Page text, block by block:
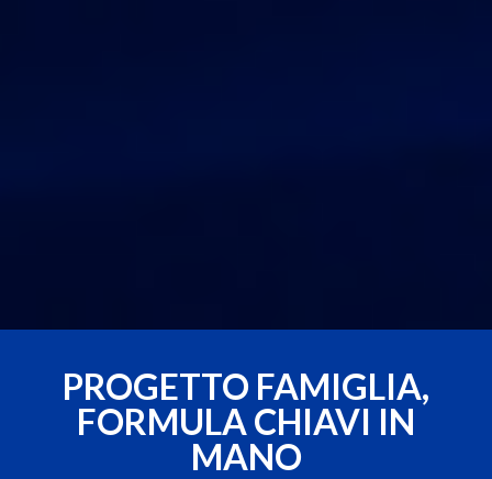
PROGETTO FAMIGLIA,
FORMULA CHIAVI IN
MANO